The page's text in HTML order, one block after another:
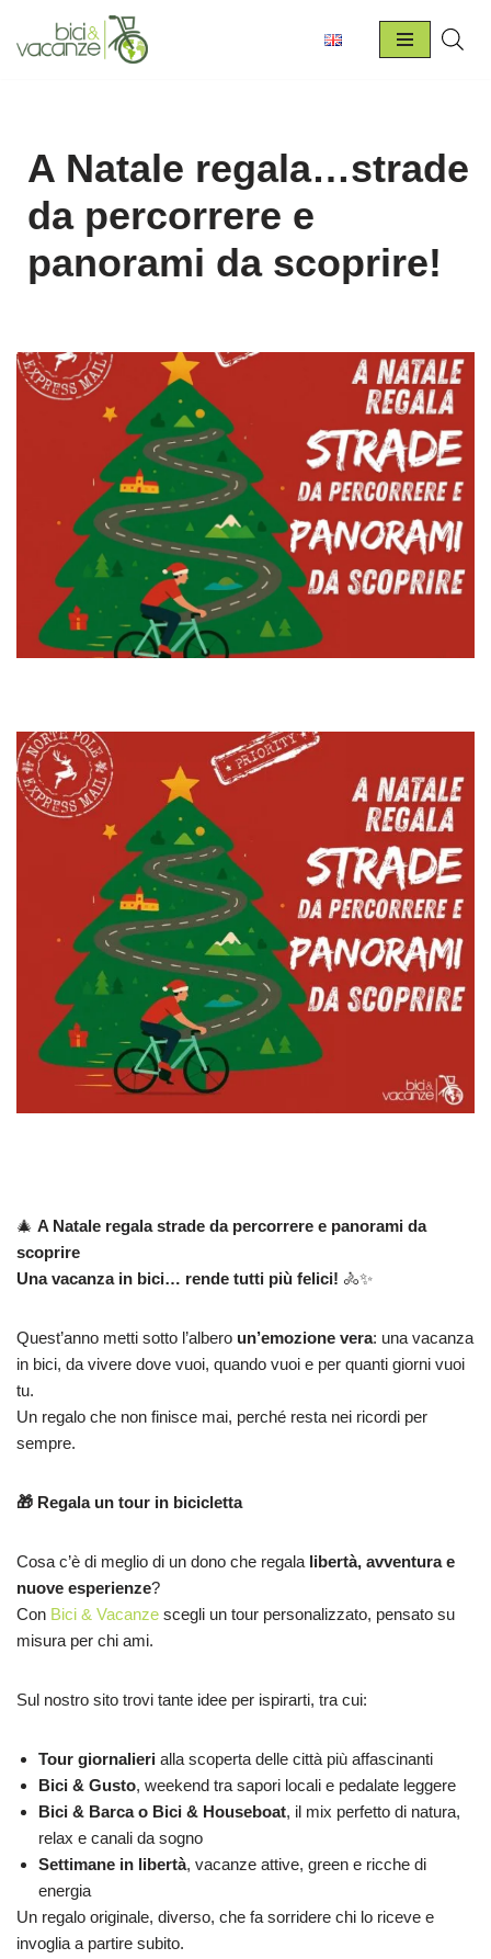
Vai
A Natale regala…strade
da percorrere e
panorami da scoprire!
🎄 A Natale regala strade da percorrere e panorami da
scoprire
Una vacanza in bici… rende tutti più felici! 🚴✨
Quest’anno metti sotto l’albero un’emozione vera: una vacanza
in bici, da vivere dove vuoi, quando vuoi e per quanti giorni vuoi
tu.
Un regalo che non finisce mai, perché resta nei ricordi per
sempre.
🎁 Regala un tour in bicicletta
Cosa c’è di meglio di un dono che regala libertà, avventura e
nuove esperienze?
Con Bici & Vacanze scegli un tour personalizzato, pensato su
misura per chi ami.
Sul nostro sito trovi tante idee per ispirarti, tra cui:
Tour giornalieri alla scoperta delle città più affascinanti
Bici & Gusto, weekend tra sapori locali e pedalate leggere
Bici & Barca o Bici & Houseboat, il mix perfetto di natura,
relax e canali da sogno
Settimane in libertà, vacanze attive, green e ricche di
energia
Un regalo originale, diverso, che fa sorridere chi lo riceve e
invoglia a partire subito.